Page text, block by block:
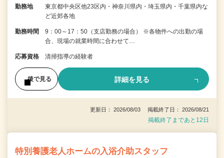
勤務地
東京都中央区他23区内・神奈川県内・埼玉県内・千葉県内な
ど近郊各地
勤務時間
9：00～17：50（支店勤務の場合） ※各物件への出勤の場
合、現場の就業時間に合わせて…
応募資格 清掃指導の経験者
後で見る 詳細を見る
更新日： 2026/08/03 掲載終了日： 2026/08/21
掲載終了まであと12日
特別養護老人ホームの入浴介助スタッフ